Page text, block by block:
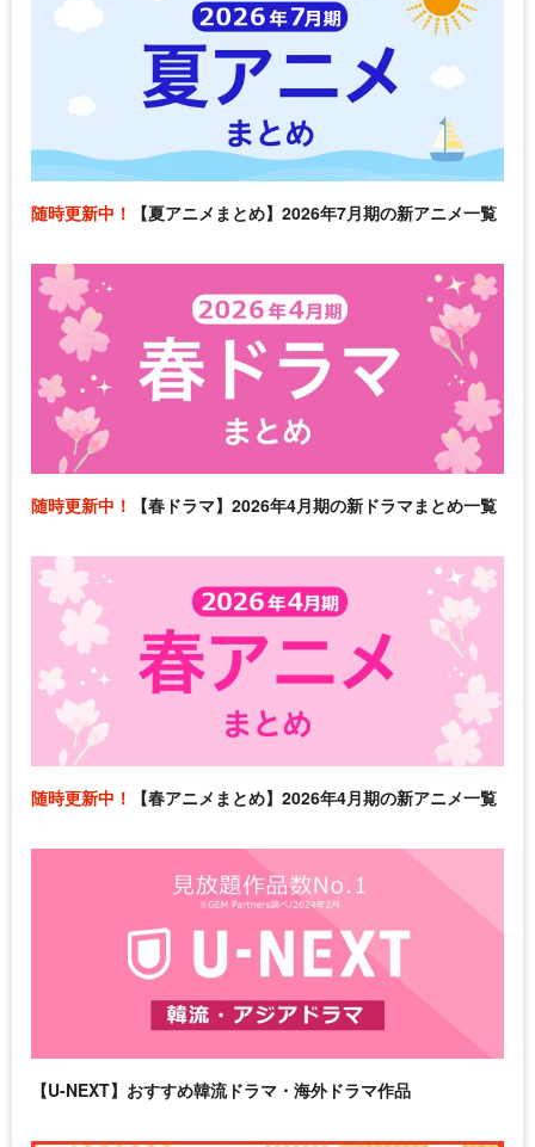
随時更新中！ 【夏アニメまとめ】2026年7月期の新アニメ一覧
随時更新中！ 【春ドラマ】2026年4月期の新ドラマまとめ一覧
随時更新中！ 【春アニメまとめ】2026年4月期の新アニメ一覧
【U-NEXT】おすすめ韓流ドラマ・海外ドラマ作品